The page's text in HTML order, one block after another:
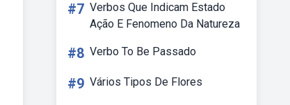
#7 Verbos Que Indicam Estado
Ação E Fenomeno Da Natureza
#8 Verbo To Be Passado
#9 Vários Tipos De Flores